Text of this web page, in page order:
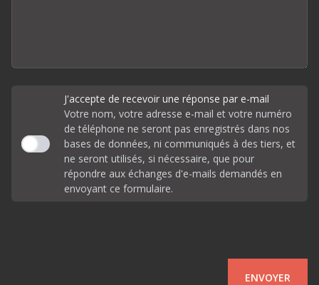
J'accepte de recevoir une réponse par e-mail
Votre nom, votre adresse e-mail et votre numéro
de téléphone ne seront pas enregistrés dans nos
bases de données, ni communiqués à des tiers, et
ne seront utilisés, si nécessaire, que pour
répondre aux échanges d'e-mails demandés en
envoyant ce formulaire.
ENVOYER